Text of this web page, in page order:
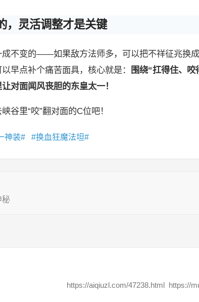
，灵活调整才是关键
成不变的——如果敌方法师多，可以把不祥征兆换
早点补个痛苦面具，核心就是：
围绕“扛得住、
对面闻风丧胆的东皇太一！
谷里“咬”翻对面的C位吧！
神装 换血狂魔法坦
秘
https://aiqiuzl.com/47238.html https://